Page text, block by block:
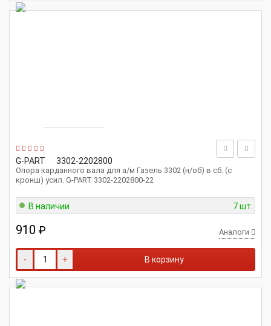
G-PART 3302-2202800
Опора карданного вала для а/м Газель 3302 (н/об) в сб. (с
кронш) усил. G-PART 3302-2202800-22
В наличии 7 шт.
910 ₽ Аналоги
- + В корзину